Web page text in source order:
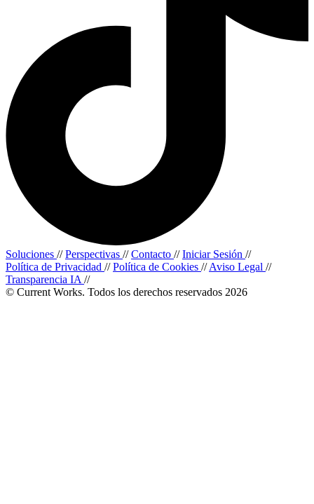
Soluciones // Perspectivas // Contacto // Iniciar Sesión //
Política de Privacidad // Política de Cookies // Aviso Legal //
Transparencia IA //
© Current Works. Todos los derechos reservados 2026